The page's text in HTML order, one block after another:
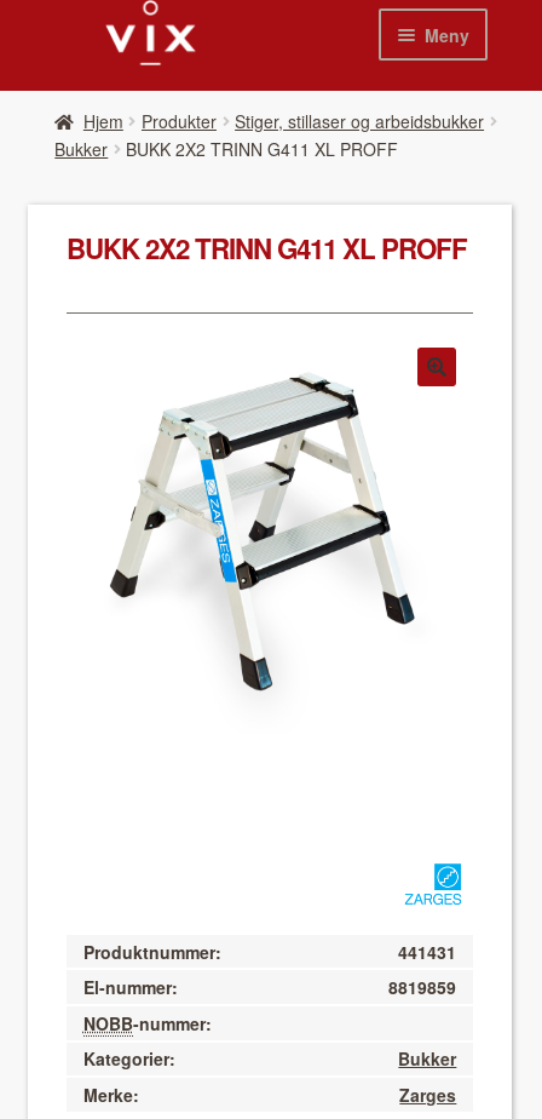
Hopp
til
navigasjon
Hopp
til
innhold
Meny
Hjem
Kon­takt oss
Våre leverandør­er
About VIX
Hjem Pro­duk­ter
Stiger, stillaser og arbeidsbukker
Bukker
BUKK 2X2 TRINN G411 XL PROFF
BUKK 2X2 TRINN G411 XL PROFF
Produktnummer:
441431
El-nummer:
8819859
NOBB-nummer:
Kategorier:
Bukker
Merke:
Zarges